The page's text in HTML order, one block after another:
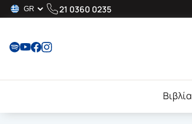
21 0360 0235
Βιβλία